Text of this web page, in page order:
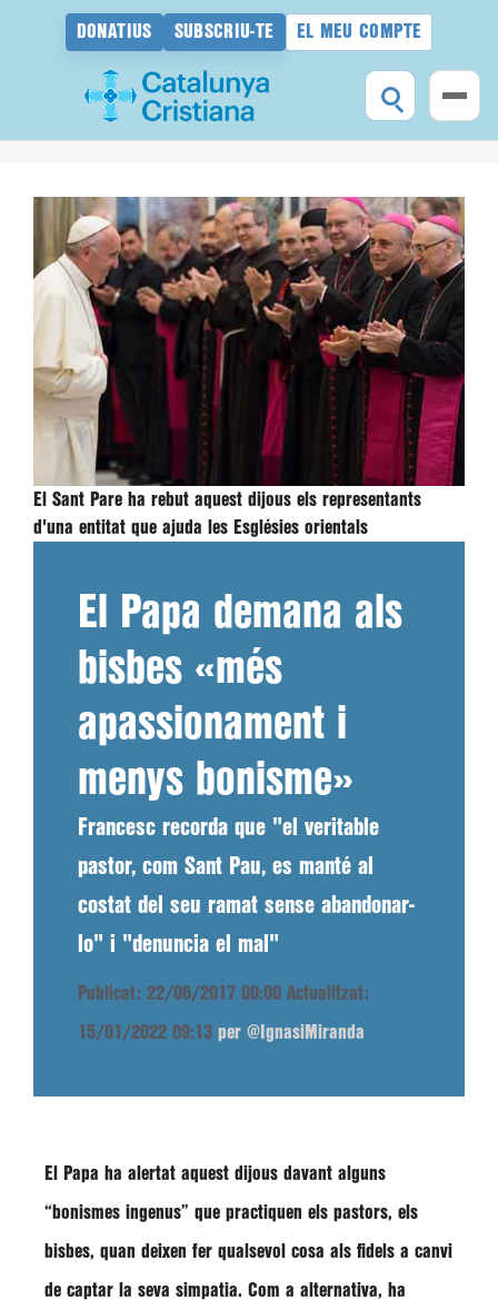
DONATIUS SUBSCRIU-TE EL MEU COMPTE
El Sant Pare ha rebut aquest dijous els representants
d'una entitat que ajuda les Esglésies orientals
El Papa demana als
bisbes «més
apassionament i
menys bonisme»
Francesc recorda que "el veritable
pastor, com Sant Pau, es manté al
costat del seu ramat sense abandonar-
lo" i "denuncia el mal"
Publicat: 22/06/2017 00:00 Actualitzat:
15/01/2022 09:13 per @IgnasiMiranda
El Papa ha alertat aquest dijous davant alguns
“bonismes ingenus” que practiquen els pastors, els
bisbes, quan deixen fer qualsevol cosa als fidels a canvi
de captar la seva simpatia. Com a alternativa, ha